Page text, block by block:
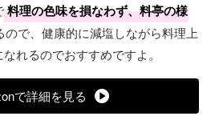
料理の色味を損なわず、料亭の様
ので、健康的に減塩しながら料理上
れるのでおすすめですよ。
で詳細を見る